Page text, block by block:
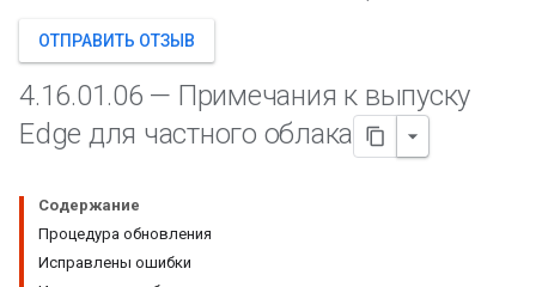
ОТПРАВИТЬ ОТЗЫВ
4.16.01.06 — Примечания к выпуску
Edge для частного облака
Содержание
Процедура обновления
Исправлены ошибки